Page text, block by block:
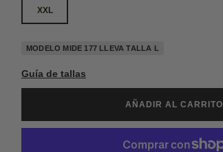
XXL
MODELO MIDE 177 LLEVA TALLA L
Guía de tallas
AÑADIR AL CARRITO